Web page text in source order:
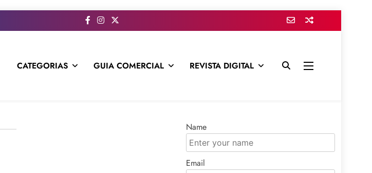
CATEGORIAS GUIA COMERCIAL REVISTA DIGITAL
Name
Email